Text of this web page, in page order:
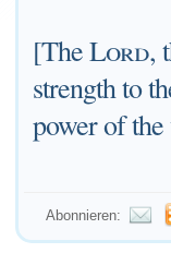
[TheLord,
strength to
power of the
Abonnieren: